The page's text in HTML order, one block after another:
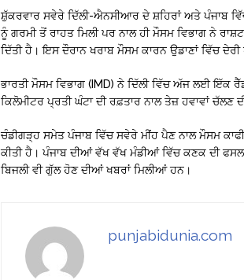
ਸ਼ੁੱਕਰਵਾਰ ਸਵੇਰੇ ਦਿੱਲੀ-ਐਨਸੀਆਰ ਦੇ ਸ਼ਹਿਰਾਂ ਅਤੇ ਪੰਜਾਬ
ਨੂੰ ਗਰਮੀ ਤੋਂ ਰਾਹਤ ਮਿਲੀ ਪਰ ਨਾਲ ਹੀ ਮੌਸਮ ਵਿਭਾਗ ਨੇ
ਦਿੱਤੀ ਹੈ। ਇਸ ਦੌਰਾਨ ਖਰਾਬ ਮੌਸਮ ਕਾਰਨ ਉਡਾਣਾਂ ਵਿੱਚ ਦੇਰੀ
ਭਾਰਤੀ ਮੌਸਮ ਵਿਭਾਗ (IMD) ਨੇ ਦਿੱਲੀ ਵਿੱਚ ਅੱਜ ਲਈ ਇੱਕ
ਕਿਲੋਮੀਟਰ ਪ੍ਰਤੀ ਘੰਟਾ ਦੀ ਰਫ਼ਤਾਰ ਨਾਲ ਤੇਜ਼ ਹਵਾਵਾਂ
ਚੰਡੀਗੜ੍ਹ ਸਮੇਤ ਪੰਜਾਬ ਵਿੱਚ ਸਵੇਰੇ ਮੀਂਹ ਪੈਣ ਨਾਲ ਮੌਸਮ
ਕੀਤੀ ਹੈ। ਪੰਜਾਬ ਦੀਆਂ ਵੱਖ ਵੱਖ ਮੰਡੀਆਂ ਵਿੱਚ ਕਣਕ ਦੀ
ਬਿਜਲੀ ਵੀ ਗੁੱਲ ਹੋਣ ਦੀਆਂ ਖਬਰਾਂ ਮਿਲੀਆਂ ਹਨ।
punjabidunia.com